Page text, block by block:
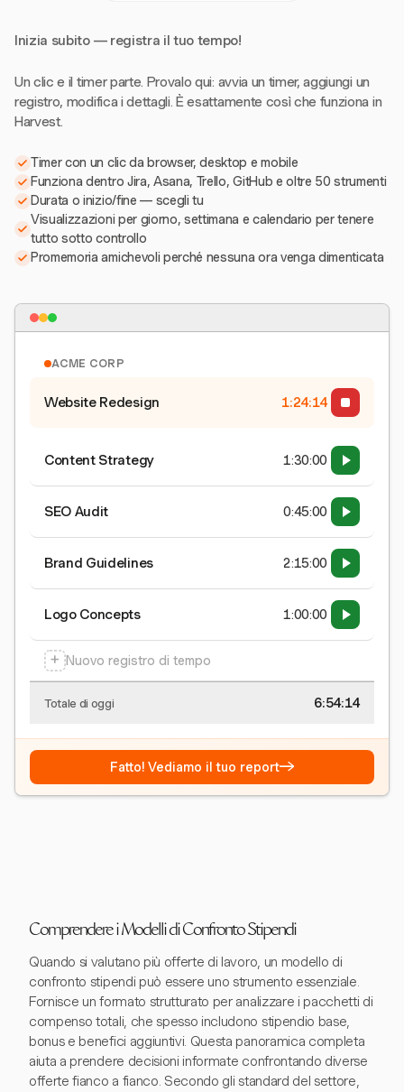
Inizia subito — registra il tuo tempo!
Un clic e il timer parte. Provalo qui: avvia un timer, aggiungi un
registro, modifica i dettagli. È esattamente così che funziona in
Harvest.
Timer con un clic da browser, desktop e mobile
Funziona dentro Jira, Asana, Trello, GitHub e oltre 50 strumenti
Durata o inizio/fine — scegli tu
Visualizzazioni per giorno, settimana e calendario per tenere
tutto sotto controllo
Promemoria amichevoli perché nessuna ora venga dimenticata
ACME CORP
Website Redesign 1:24:15
Content Strategy 1:30:00
SEO Audit 0:45:00
Brand Guidelines 2:15:00
Logo Concepts 1:00:00
+ Nuovo registro di tempo
Totale di oggi 6:54:15
Fatto! Vediamo il tuo report→
Comprendere i Modelli di Confronto Stipendi
Quando si valutano più offerte di lavoro, un modello di
confronto stipendi può essere uno strumento essenziale.
Fornisce un formato strutturato per analizzare i pacchetti di
compenso totali, che spesso includono stipendio base,
bonus e benefici aggiuntivi. Questa panoramica completa
aiuta a prendere decisioni informate confrontando diverse
offerte fianco a fianco. Secondo gli standard del settore,